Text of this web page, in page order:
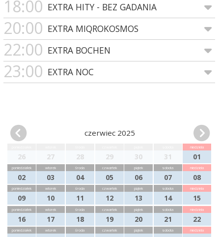
18:00 EXTRA HITY - BEZ GADANIA
20:00 EXTRA MIQROKOSMOS
22:00 EXTRA BOCHEN
23:00 EXTRA NOC
czerwiec 2025
26 27 28 29 30 31
niedziela
01
poniedziałek
02
wtorek
03
środa
04
czwartek
05
piątek
06
sobota
07
niedziela
08
poniedziałek
09
wtorek
10
środa
11
czwartek
12
piątek
13
sobota
14
niedziela
15
poniedziałek
16
wtorek
17
środa
18
czwartek
19
piątek
20
sobota
21
niedziela
22
poniedziałek wtorek środa czwartek piątek sobota niedziela